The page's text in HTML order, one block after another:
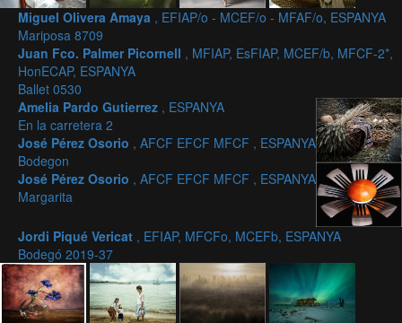
Miguel Olivera Amaya , EFIAP/o - MCEF/o - MFAF/o, ESPANYA
Mariposa 8709
Juan Fco. Palmer Picornell , MFIAP, EsFIAP, MCEF/b, MFCF-2*,
HonECAP, ESPANYA
Ballet 0530
Amelia Pardo Gutierrez , ESPANYA
En la carretera 2
José Pérez Osorio , AFCF EFCF MFCF , ESPANYA
Bodegon
José Pérez Osorio , AFCF EFCF MFCF , ESPANYA
Margarita
Jordi Piqué Vericat , EFIAP, MFCFo, MCEFb, ESPANYA
Bodegó 2019-37